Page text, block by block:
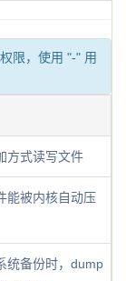
限，使用 "-" 用
方式读写文件
能被内核自动压
统备份时，dump